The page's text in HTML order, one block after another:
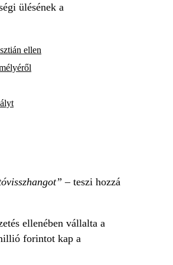
ülésének a
ellen
– teszi hozzá
ellenében vállalta a
forintot kap a